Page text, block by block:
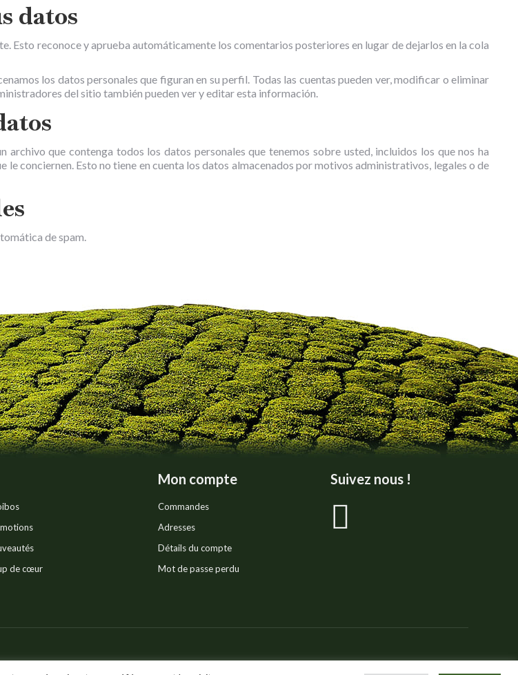
datos
Esto reconoce y aprueba automáticamente los comentarios posteriores en lugar de dejarlos en la cola
los datos personales que figuran en su perfil. Todas las cuentas pueden ver, modificar o eliminar
del sitio también pueden ver y editar esta información.
que contenga todos los datos personales que tenemos sobre usted, incluidos los que nos ha
conciernen. Esto no tiene en cuenta los datos almacenados por motivos administrativos, legales o de
de spam.
de cœur
Mon compte
Commandes
Adresses
Détails du compte
Mot de passe perdu
Suivez nous !
s'ouvre
dans